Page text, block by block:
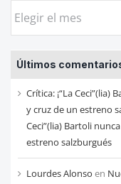
Busca
entradas
de
cada
mes
Últimos
Crítica: ¡“La Ceci”(lia)
y cruz de un estreno
Ceci”(lia) Bartoli
estreno salzburgués
Lourdes Alonso en